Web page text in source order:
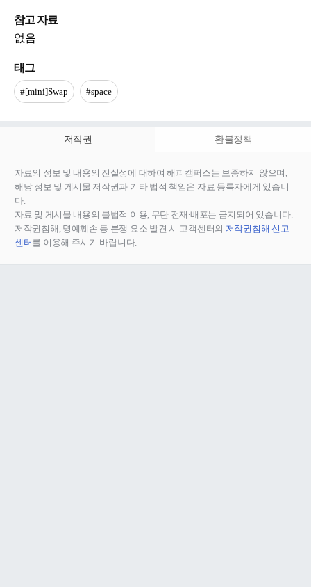
참고 자료
없음
태그
#[mini]Swap #space
저작권 환불정책
자료의 정보 및 내용의 진실성에 대하여 해피캠퍼스는 보증하지 않으며,
해당 정보 및 게시물 저작권과 기타 법적 책임은 자료 등록자에게 있습니
다.
자료 및 게시물 내용의 불법적 이용, 무단 전재∙배포는 금지되어 있습니다.
저작권침해, 명예훼손 등 분쟁 요소 발견 시 고객센터의 저작권침해 신고
센터를 이용해 주시기 바랍니다.